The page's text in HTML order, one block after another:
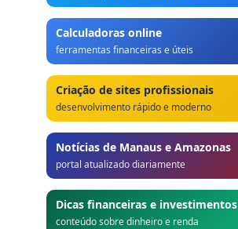
Calculadoras online
ferramentas financeiras e úteis
Criação de sites profissionais
desenvolvimento rápido e moderno
Notícias de Manaus e Amazonas
portal atualizado diariamente
Dicas financeiras e investimentos
conteúdo sobre dinheiro e renda